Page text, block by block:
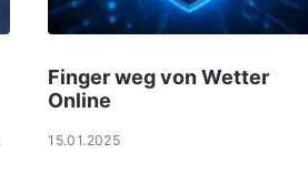
Finger weg von Wetter
Online
15.01.2025